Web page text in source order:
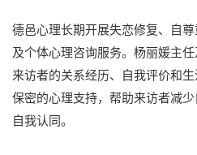
德邑心理长期开展失恋修复、自
及个体心理咨询服务。杨丽媛主
来访者的关系经历、自我评价和生
保密的心理支持，帮助来访者减
自我认同。